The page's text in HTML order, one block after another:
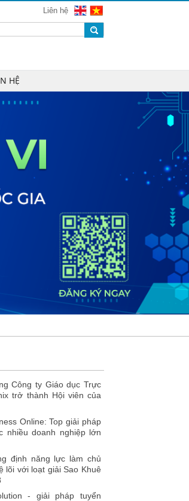
Liên hệ
HỆ
Công ty CP Công nghệ
trở thành Hội viên của
thành Hội viên của
Công ty TNHH DTH
VNFITE trở thành Hội viên
đầu nhận giải Sao Khuê
Đồng hành xây dựng
hành số linh hoạt cho
được vinh danh tại Giải
Khuê 2026 và Bản đồ
Công nghệ số Việt Nam
hệ mới: Khi quảng cáo
bước vào kỷ nguyên dữ
trọn vẹn 3 giải bóng
mùa hè 2026
Công ty Giáo dục Trực
trở thành Hội viên của
Online: Top giải pháp
nhiều doanh nghiệp lớn
định năng lực làm chủ
lõi với loạt giải Sao Khuê
- giải pháp tuyển